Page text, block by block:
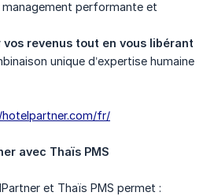
management performante et
vos revenus tout en vous libérant
unique d’expertise humaine
fr/
avec Thaïs PMS
et Thaïs PMS permet :